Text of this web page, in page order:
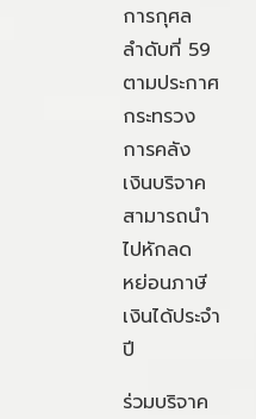
การกุศล
ลำดับที่ 59
ตามประกาศ
กระทรวง
การคลัง
เงินบริจาค
สามารถนำ
ไปหักลด
หย่อนภาษี
เงินได้ประจำ
ปี
ร่วมบริจาค